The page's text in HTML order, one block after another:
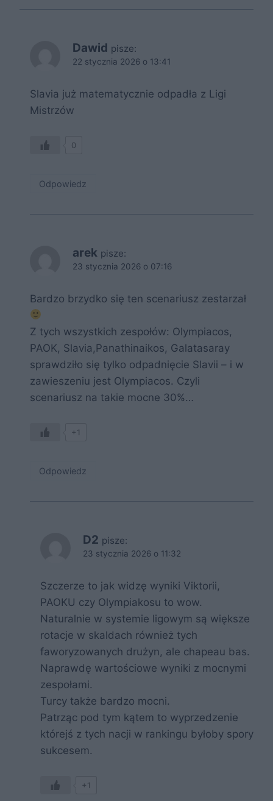
Dawid pisze:
22 stycznia 2026 o 13:41
Slavia już matematycznie odpadła z Ligi
Mistrzów
0
Odpowiedz
arek pisze:
23 stycznia 2026 o 07:16
Bardzo brzydko się ten scenariusz zestarzał
Z tych wszystkich zespołów: Olympiacos,
PAOK, Slavia,Panathinaikos, Galatasaray
sprawdziło się tylko odpadnięcie Slavii – i w
zawieszeniu jest Olympiacos. Czyli
scenariusz na takie mocne 30%…
+1
Odpowiedz
D2 pisze:
23 stycznia 2026 o 11:32
Szczerze to jak widzę wyniki Viktorii,
PAOKU czy Olympiakosu to wow.
Naturalnie w systemie ligowym są większe
rotacje w skaldach również tych
faworyzowanych drużyn, ale chapeau bas.
Naprawdę wartościowe wyniki z mocnymi
zespołami.
Turcy także bardzo mocni.
Patrząc pod tym kątem to wyprzedzenie
którejś z tych nacji w rankingu byłoby spory
sukcesem.
+1